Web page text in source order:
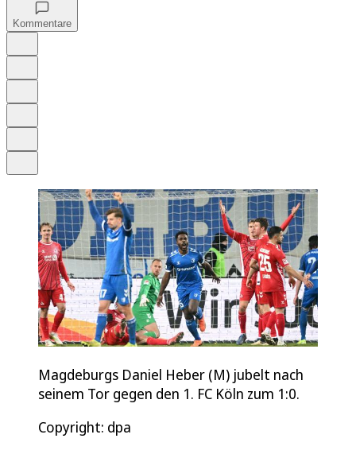
Kommentare
Magdeburgs Daniel Heber (M) jubelt nach
seinem Tor gegen den 1. FC Köln zum 1:0.
Copyright: dpa